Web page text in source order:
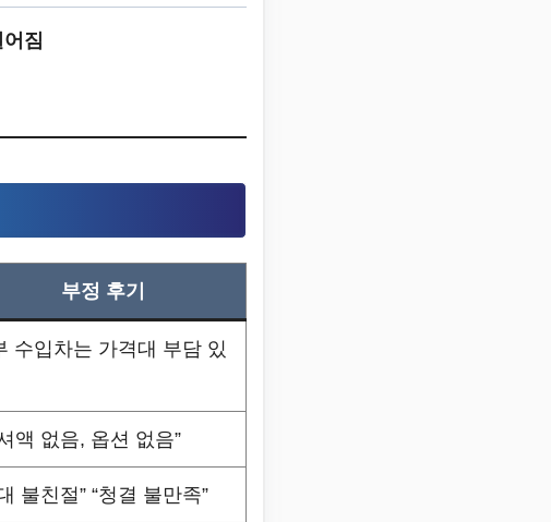
짐
부정 후기
수입차는 가격대 부담 있
액 없음, 옵션 없음”
불친절” “청결 불만족”